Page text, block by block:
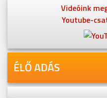
Videóink
Youtube-
ÉLŐ ADÁS